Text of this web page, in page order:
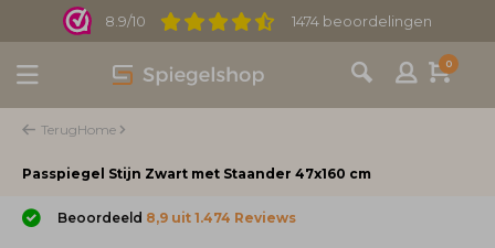
8.9/10 1474 beoordelingen
0
TerugHome
Passpiegel Stijn Zwart met Staander 47x160 cm
Beoordeeld 8,9 uit 1.474 Reviews